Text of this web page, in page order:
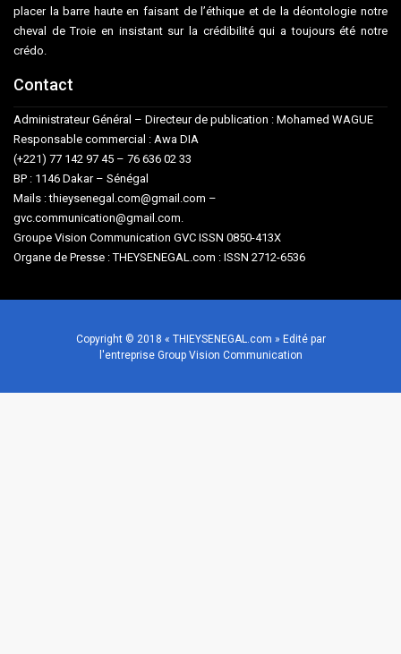
placer la barre haute en faisant de l’éthique et de la déontologie notre
cheval de Troie en insistant sur la crédibilité qui a toujours été notre
crédo.
Contact
Administrateur Général – Directeur de publication : Mohamed WAGUE
Responsable commercial : Awa DIA
(+221) 77 142 97 45 – 76 636 02 33
BP : 1146 Dakar – Sénégal
Mails : thieysenegal.com@gmail.com –
gvc.communication@gmail.com.
Groupe Vision Communication GVC ISSN 0850-413X
Organe de Presse : THEYSENEGAL.com : ISSN 2712-6536
Copyright © 2018 « THIEYSENEGAL.com » Edité par
l'entreprise Group Vision Communication